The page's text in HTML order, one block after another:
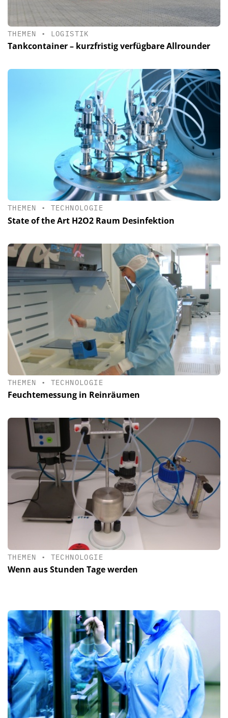
THEMEN • LOGISTIK
Tankcontainer – kurzfristig verfügbare Allrounder
THEMEN • TECHNOLOGIE
State of the Art H2O2 Raum Desinfektion
THEMEN • TECHNOLOGIE
Feuchtemessung in Reinräumen
THEMEN • TECHNOLOGIE
Wenn aus Stunden Tage werden